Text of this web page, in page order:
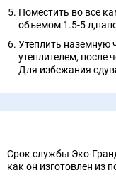
Поместить во все
объемом 1.5-5
Утеплить наземную
утеплителем, после
Для избежания
Срок службы Эко-
как он изготовлен из